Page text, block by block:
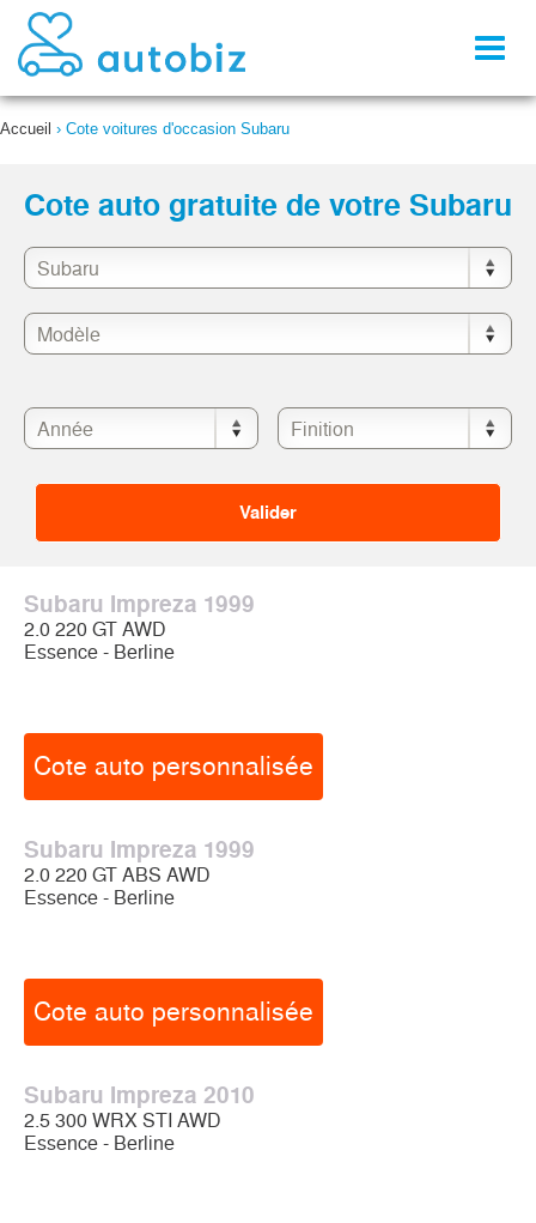
Accueil › Cote voitures d'occasion Subaru
Cote auto gratuite de votre Subaru
Subaru Impreza 1999
2.0 220 GT AWD
Essence - Berline
Cote auto personnalisée
Subaru Impreza 1999
2.0 220 GT ABS AWD
Essence - Berline
Cote auto personnalisée
Subaru Impreza 2010
2.5 300 WRX STI AWD
Essence - Berline